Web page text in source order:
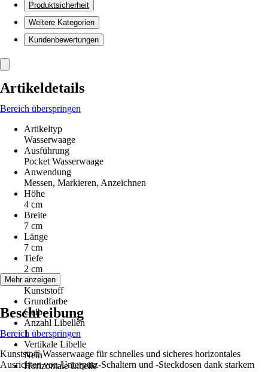
Produktsicherheit
Weitere Kategorien
Kundenbewertungen
Artikeldetails
Bereich überspringen
Artikeltyp
Wasserwaage
Ausführung
Pocket Wasserwaage
Anwendung
Messen, Markieren, Anzeichnen
Höhe
4 cm
Breite
7 cm
Länge
7 cm
Tiefe
2 cm
Material
Kunststoff
Grundfarbe
Gelb
Anzahl Libellen
1
Vertikale Libelle
Nein
Horizontale Libelle
Mehr anzeigen
Beschreibung
Bereich überspringen
Kunststoff-Wasserwaage für schnelles und sicheres horizontales
Ausrichten von Unterputz-Schaltern und -Steckdosen dank starkem